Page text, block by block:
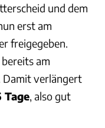
und dem
erst am
freigegeben.
am
Damit verlängert
Tage, also gut